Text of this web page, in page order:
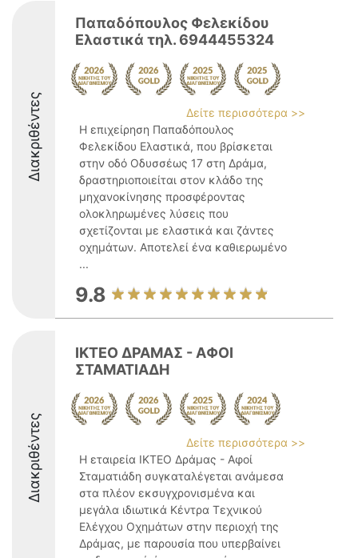
Διακριθέντες
Παπαδόπουλος Φελεκίδου
Ελαστικά τηλ. 6944455324
Δείτε περισσότερα >>
Η επιχείρηση Παπαδόπουλος
Φελεκίδου Ελαστικά, που βρίσκεται
στην οδό Οδυσσέως 17 στη Δράμα,
δραστηριοποιείται στον κλάδο της
μηχανοκίνησης προσφέροντας
ολοκληρωμένες λύσεις που
σχετίζονται με ελαστικά και ζάντες
οχημάτων. Αποτελεί ένα καθιερωμένο
...
9.8
Διακριθέντες
ΙΚΤΕΟ ΔΡΑΜΑΣ - ΑΦΟΙ
ΣΤΑΜΑΤΙΑΔΗ
Δείτε περισσότερα >>
Η εταιρεία ΙΚΤΕΟ Δράμας - Αφοί
Σταματιάδη συγκαταλέγεται ανάμεσα
στα πλέον εκσυγχρονισμένα και
μεγάλα ιδιωτικά Κέντρα Τεχνικού
Ελέγχου Οχημάτων στην περιοχή της
Δράμας, με παρουσία που υπερβαίνει